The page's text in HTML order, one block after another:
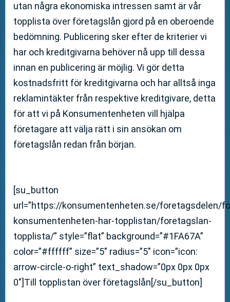
utan några ekonomiska intressen samt är vår
topplista över företagslån gjord på en oberoende
bedömning. Publicering sker efter de kriterier vi
har och kreditgivarna behöver nå upp till dessa
innan en publicering är möjlig. Vi gör detta
kostnadsfritt för kreditgivarna och har alltså inga
reklamintäkter från respektive kreditgivare, detta
för att vi på Konsumentenheten vill hjälpa
företagare att välja rätt i sin ansökan om
företagslån redan från början.
[su_button
url=”https://konsumentenheten.se/foretagsdelen/
konsumentenheten-har-topplistan/foretagslan-
topplista/” style=”flat” background=”#1FA67A”
color=”#ffffff” size=”5″ radius=”5″ icon=”icon:
arrow-circle-o-right” text_shadow=”0px 0px 0px
0″]Till topplistan över företagslån[/su_button]